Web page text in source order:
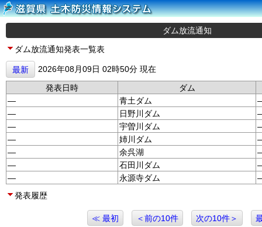
ダム放流通知
ダム放流通知発表一覧表
最新
2026年08月09日 02時50分 現在
発表日時
ダム
—
青土ダム
—
日野川ダム
—
宇曽川ダム
—
姉川ダム
—
余呉湖
—
石田川ダム
—
永源寺ダム
発表履歴
≪ 最初 ＜前の10件 次の10件＞